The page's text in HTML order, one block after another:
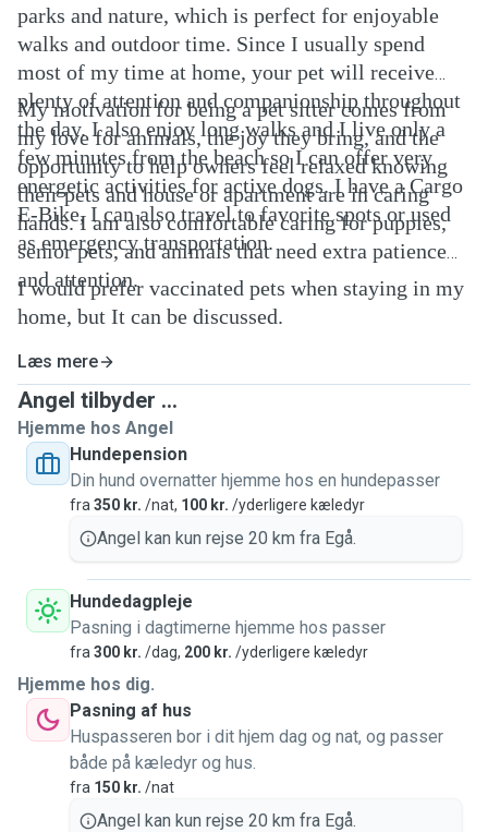
parks and nature, which is perfect for enjoyable
walks and outdoor time. Since I usually spend
most of my time at home, your pet will receive
plenty of attention and companionship throughout
the day. I also enjoy long walks and I live only a
few minutes from the beach so I can offer very
energetic activities for active dogs. I have a Cargo
E-Bike, I can also travel to favorite spots or used
as emergency transportation.
My motivation for being a pet sitter comes from
my love for animals, the joy they bring, and the
opportunity to help owners feel relaxed knowing
their pets and house or apartment are in caring
hands. I am also comfortable caring for puppies,
senior pets, and animals that need extra patience
and attention.
I would prefer vaccinated pets when staying in my
home, but It can be discussed.
Læs mere
Angel tilbyder ...
Hjemme hos Angel
Hundepension
Din hund overnatter hjemme hos en hundepasser
fra 350 kr. /nat, 100 kr. /yderligere kæledyr
Angel kan kun rejse 20 km fra Egå.
Hundedagpleje
Pasning i dagtimerne hjemme hos passer
fra 300 kr. /dag, 200 kr. /yderligere kæledyr
Hjemme hos dig.
Pasning af hus
Huspasseren bor i dit hjem dag og nat, og passer
både på kæledyr og hus.
fra 150 kr. /nat
Angel kan kun rejse 20 km fra Egå.